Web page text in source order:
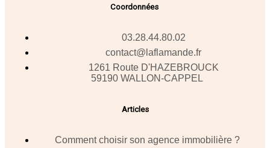
Coordonnées
03.28.44.80.02
contact@laflamande.fr
1261 Route D'HAZEBROUCK
59190 WALLON-CAPPEL
Articles
Comment choisir son agence immobilière ?